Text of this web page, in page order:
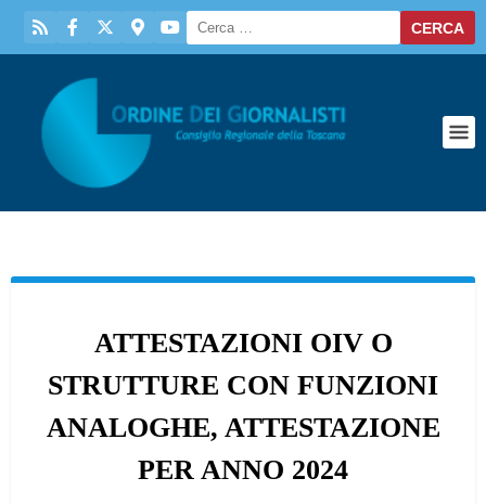
ATTESTAZIONI OIV O
STRUTTURE CON FUNZIONI
ANALOGHE, ATTESTAZIONE
PER ANNO 2024